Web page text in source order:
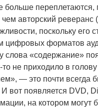
больше
авторский реверанс
поскольку
цифровых форматов
слова «содержание»
не приходило в
— это почти всегда
вот появляется DVD,
на котором могут